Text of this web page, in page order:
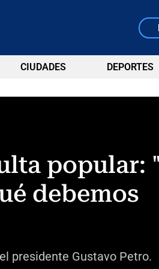
CIUDADES DEPORTES
popular:
debemos
presidente Gustavo Petro.